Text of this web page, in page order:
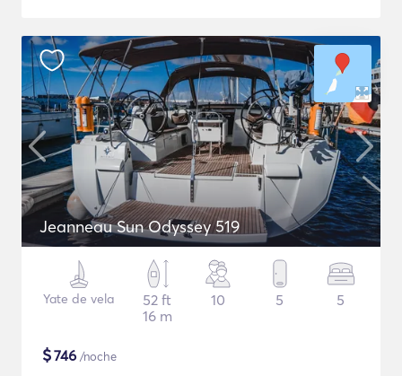
Jeanneau Sun Odyssey 519
Yate de vela
52 ft
16 m
10 5 5
$746 /noche